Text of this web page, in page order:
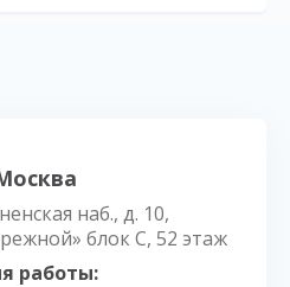
наб., д. 10,
блок С, 52 этаж
работы: